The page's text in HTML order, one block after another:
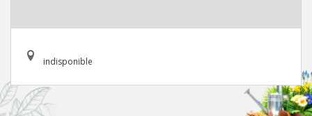
indisponible